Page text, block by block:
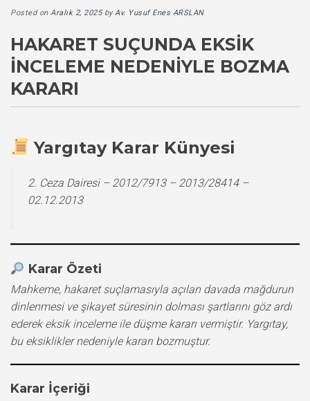
Posted on Aralık 2, 2025byAv. Yusuf Enes ARSLAN
HAKARET SUÇUNDA EKSIK
İNCELEME NEDENIYLE BOZMA
KARARI
Yargıtay Karar Künyesi
2. Ceza Dairesi – 2012/7913 – 2013/28414 –
02.12.2013
Karar Özeti
Mahkeme, hakaret suçlamasıyla açılan davada mağdurun
dinlenmesi ve şikayet süresinin dolması şartlarını göz ardı
ederek eksik inceleme ile düşme kararı vermiştir. Yargıtay,
bu eksiklikler nedeniyle kararı bozmuştur.
Karar İçeriği